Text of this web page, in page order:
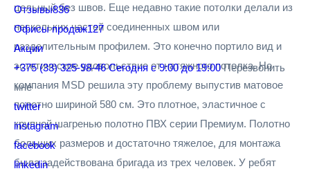
Отзывы836
Офисы продаж127
Акции
+375 (33) 325-98-46 Сегодня с 9:00 до 19:00Перезвонить
мне
twitter
instagram
facebook
linkedin
цельный без швов. Еще недавно такие потолки делали из
нескольких частей соединенных швом или
разделительным профилем. Это конечно портило вид и
эстетическое удовольствие от натяжного потолка. Но
компания MSD решила эту проблему выпустив матовое
полотно шириной 580 см. Это плотное, эластичное с
крупной шагренью полотно ПВХ серии Премиум. Полотно
больших размеров и достаточно тяжелое, для монтажа
была задействована бригада из трех человек. У ребят